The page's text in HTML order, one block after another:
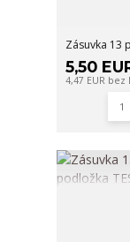
Zásuvka 13
5,50
4,47 EUR bez